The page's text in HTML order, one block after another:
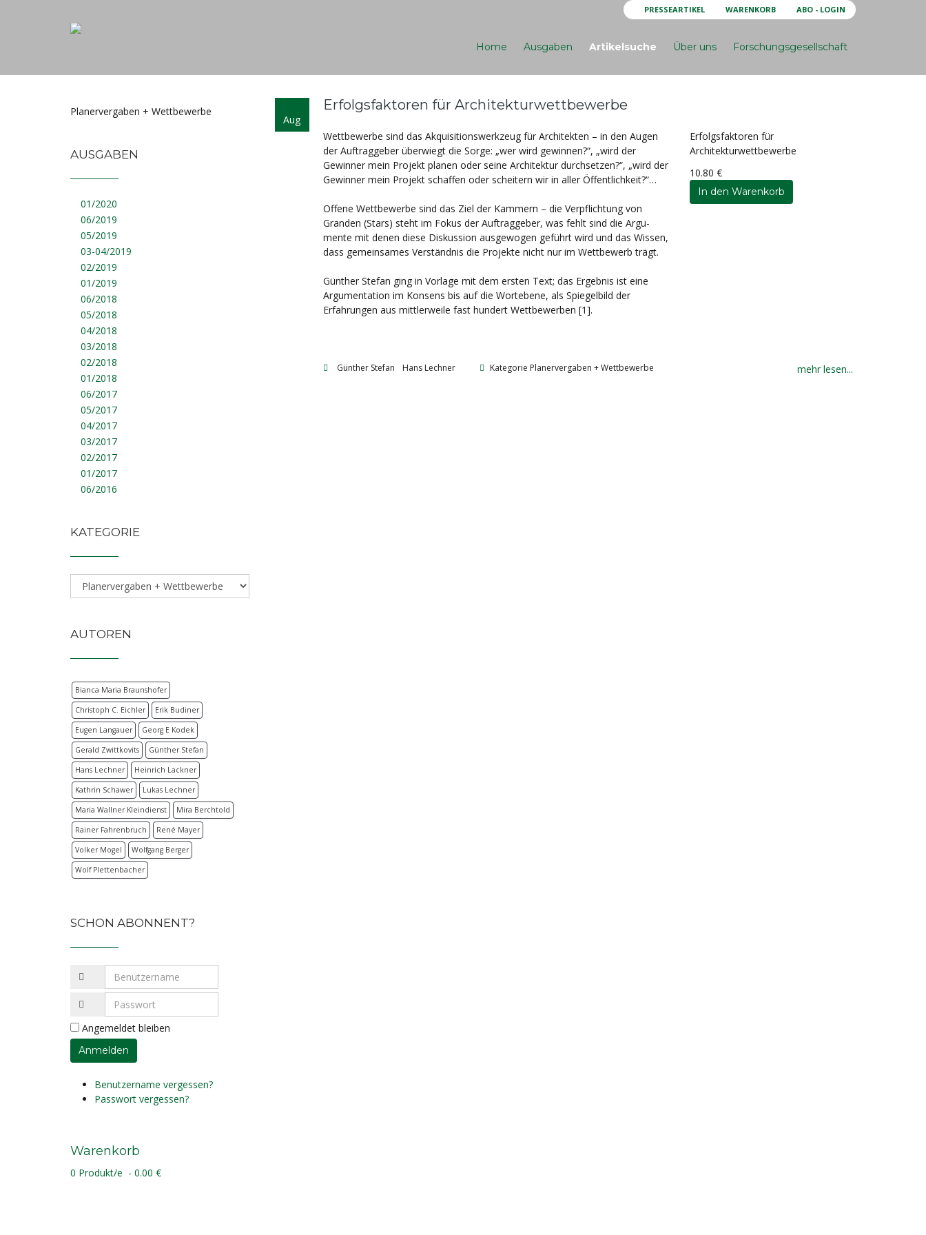
PRESSEARTIKEL WARENKORB ABO - LOGIN
Home Ausgaben Artikelsuche Über uns Forschungsgesellschaft
Aug
Erfolgsfaktoren für Architekturwettbewerbe
Wettbewerbe sind das Akquisitionswerkzeug für Architekten – in den Augen
der Auftraggeber überwiegt die Sorge: „wer wird gewinnen?“, „wird der
Gewinner mein Projekt planen oder seine Architektur durchsetzen?“, „wird der
Gewinner mein Projekt schaffen oder scheitern wir in aller Öffentlichkeit?“…
Offene Wettbewerbe sind das Ziel der Kammern – die Verpflichtung von
Granden (Stars) steht im Fokus der Auftraggeber, was fehlt sind die Argu-
mente mit denen diese Diskussion ausgewogen geführt wird und das Wissen,
dass gemeinsames Verständnis die Projekte nicht nur im Wettbewerb trägt.
Günther Stefan ging in Vorlage mit dem ersten Text; das Ergebnis ist eine
Argumentation im Konsens bis auf die Wortebene, als Spiegelbild der
Erfahrungen aus mittlerweile fast hundert Wettbewerben [1].
Erfolgsfaktoren für
Architekturwettbewerbe
10.80 €
Günther Stefan Hans Lechner Kategorie Planervergaben + Wettbewerbe mehr lesen...
Planervergaben + Wettbewerbe
AUSGABEN
01/2020
06/2019
05/2019
03-04/2019
02/2019
01/2019
06/2018
05/2018
04/2018
03/2018
02/2018
01/2018
06/2017
05/2017
04/2017
03/2017
02/2017
01/2017
06/2016
KATEGORIE
AUTOREN
Bianca Maria Braunshofer
Christoph C. Eichler Erik Budiner
Eugen Langauer Georg E Kodek
Gerald Zwittkovits Günther Stefan
Hans Lechner Heinrich Lackner
Kathrin Schawer Lukas Lechner
Maria Wallner Kleindienst Mira Berchtold
Rainer Fahrenbruch René Mayer
Volker Mogel Wolfgang Berger
Wolf Plettenbacher
SCHON ABONNENT?
Angemeldet bleiben
Benutzername vergessen?
Passwort vergessen?
Warenkorb
0 Produkt/e - 0.00 €